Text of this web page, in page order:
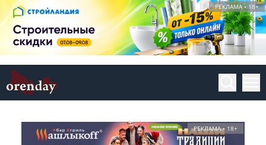
РЕКЛАМА • 18+
РЕКЛАМА • 18+